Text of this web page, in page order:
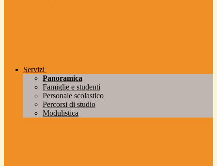
Servizi
Panoramica
Famiglie e studenti
Personale scolastico
Percorsi di studio
Modulistica